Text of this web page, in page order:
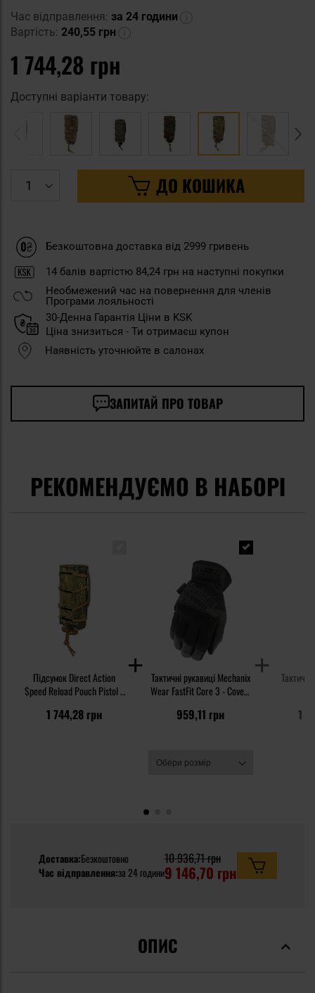
Час відправлення: за 24 години
Вартість: 240,55 грн
1 744,28 грн
Доступні варіанти товару:
ДО КОШИКА
Безкоштовна доставка від 2999 гривень
14 балів вартістю 84,24 грн на наступні покупки
Необмежений час на повернення для членів
Програми лояльності
30-Денна Гарантія Ціни в KSK
Ціна знизиться - Ти отримаєш купон
Наявність уточнюйте в салонах
ЗАПИТАЙ ПРО ТОВАР
РЕКОМЕНДУЄМО В НАБОРІ
Підсумок Direct Action
Speed Reload Pouch Pistol -
1 744,28 грн
Тактичні рукавиці Mechanix
Wear FastFit Core 3 - Covert
959,11 грн 1
Доставка:Безкоштовно
Час відправлення:за 24 години
10 936,71 грн
9 146,70 грн
ОПИС